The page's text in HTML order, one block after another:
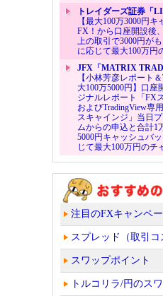
トレイダーズ証券「
【最大100万3000円
FX！から口座開設後
上の取引で3000円が
に応じて最大100万円
JFX「MATRIX
【小林芳彦レポート
大100万5000円】口座
ジナルレポート「FX
およびTradingView専
スキャインジ」当日
ムからの申込と合計1
5000円キャッシュバ
じて最大100万円のチ
注目のFXキャンペ
スプレッド（取引コ
スワップポイント
トルコリラ/円のス